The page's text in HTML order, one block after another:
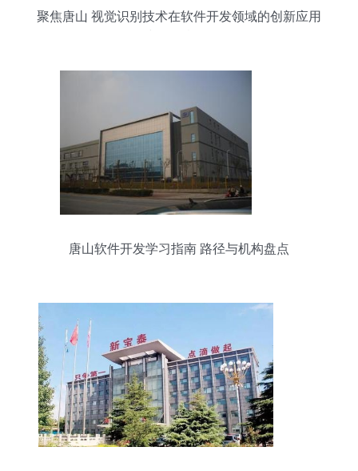
聚焦唐山 视觉识别技术在软件开发领域的创新应用
唐山软件开发学习指南 路径与机构盘点